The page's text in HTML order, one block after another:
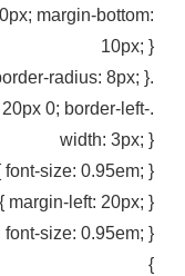
margin-bottom:
10px; }
.container { padding: 10px; border-radius: 8px; }
0; border-left-
width: 3px; }
font-size: 0.95em; }
margin-left: 20px; }
font-size: 0.95em; }
}